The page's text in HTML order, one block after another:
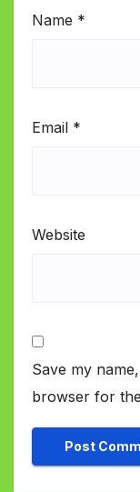
Name *
Email *
Website
Save my
browser for